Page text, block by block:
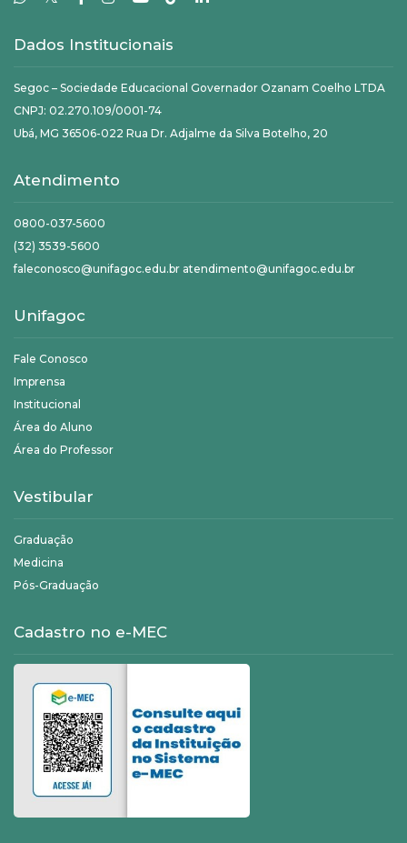
Dados Institucionais
Segoc – Sociedade Educacional Governador Ozanam Coelho LTDA
CNPJ: 02.270.109/0001-74
Ubá, MG 36506-022 Rua Dr. Adjalme da Silva Botelho, 20
Atendimento
0800-037-5600
(32) 3539-5600
faleconosco@unifagoc.edu.br atendimento@unifagoc.edu.br
Unifagoc
Fale Conosco
Imprensa
Institucional
Área do Aluno
Área do Professor
Vestibular
Graduação
Medicina
Pós-Graduação
Cadastro no e-MEC